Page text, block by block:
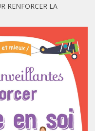
RENFORCER LA